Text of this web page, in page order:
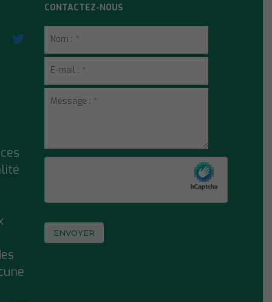
CONTACTEZ-NOUS